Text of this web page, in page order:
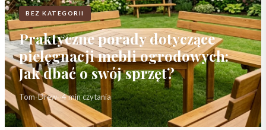
BEZ KATEGORII
Praktyczne porady dotyczące
pielęgnacji mebli ogrodowych:
Jak dbać o swój sprzęt?
Tom-Drew··4 min czytania